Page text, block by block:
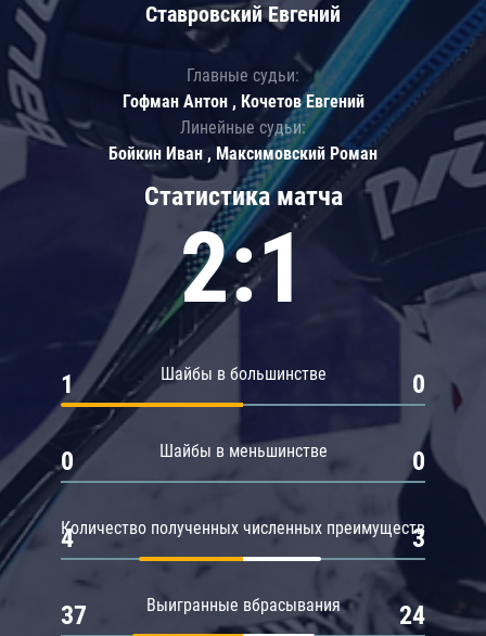
Статистика матча
2:1
Шайбы в большинстве
1 0
Шайбы в меньшинстве
0 0
Количество полученных численных преимуществ
4 3
Выигранные вбрасывания
37 24
Ставровский Евгений
Главные судьи:
Гофман Антон , Кочетов Евгений
Линейные судьи:
Бойкин Иван , Максимовский Роман